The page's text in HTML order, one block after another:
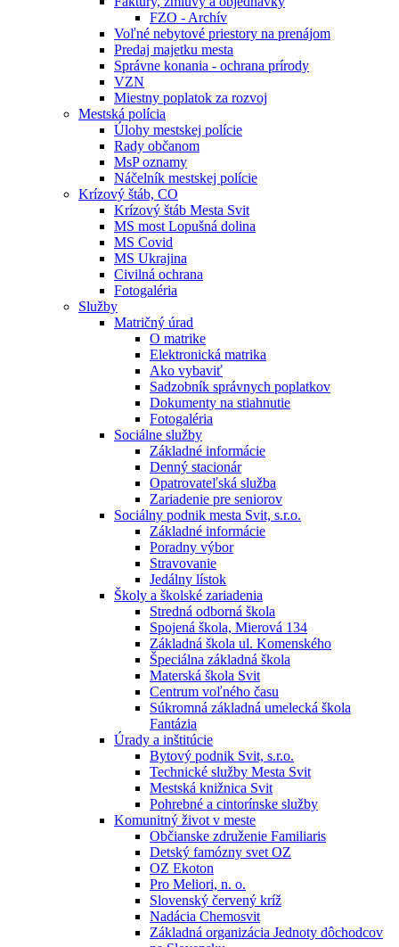
FZO - Archív
Voľné nebytové priestory na prenájom
Predaj majetku mesta
Správne konania - ochrana prírody
VZN
Miestny poplatok za rozvoj
Mestská polícia
Úlohy mestskej polície
Rady občanom
MsP oznamy
Náčelník mestskej polície
Krízový štáb, CO
Krízový štáb Mesta Svit
MS most Lopušná dolina
MS Covid
MS Ukrajina
Civilná ochrana
Fotogaléria
Služby
Matričný úrad
O matrike
Elektronická matrika
Ako vybaviť
Sadzobník správnych poplatkov
Dokumenty na stiahnutie
Fotogaléria
Sociálne služby
Základné informácie
Denný stacionár
Opatrovateľská služba
Zariadenie pre seniorov
Sociálny podnik mesta Svit, s.r.o.
Základné informácie
Poradny výbor
Stravovanie
Jedálny lístok
Školy a školské zariadenia
Stredná odborná škola
Spojená škola, Mierová 134
Základná škola ul. Komenského
Špeciálna základná škola
Materská škola Svit
Centrum voľného času
Súkromná základná umelecká škola
Fantázia
Úrady a inštitúcie
Bytový podnik Svit, s.r.o.
Technické služby Mesta Svit
Mestská knižnica Svit
Pohrebné a cintorínske služby
Komunitný život v meste
Občianske združenie Familiaris
Detský famózny svet OZ
OZ Ekoton
Pro Meliori, n. o.
Slovenský červený kríž
Nadácia Chemosvit
Základná organizácia Jednoty dôchodcov